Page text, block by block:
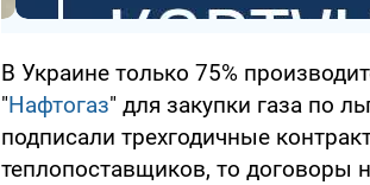
В Украине только 75%
"Нафтогаз" для закупки газа по
подписали трехгодичные
теплопоставщиков, то договоры